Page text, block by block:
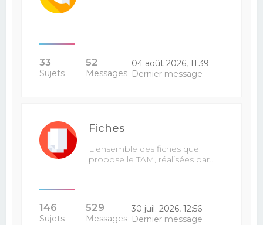
33
Sujets
52
Messages
04 août 2026, 11:39
Dernier message
Fiches
L'ensemble des fiches que
propose le TAM, réalisées par…
146
Sujets
529
Messages
30 juil. 2026, 12:56
Dernier message